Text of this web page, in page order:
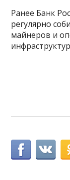
Ранее Банк
регулярно
майнеров и